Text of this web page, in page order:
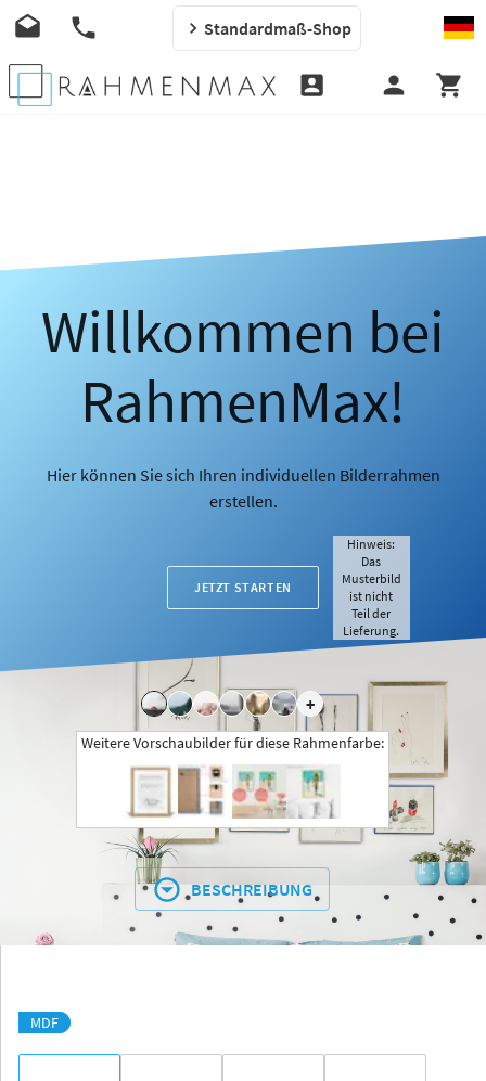
Standardmaß-Shop
Willkommen bei
RahmenMax!
Hier können Sie sich Ihren individuellen Bilderrahmen
erstellen.
JETZT STARTEN
+
Hinweis:
Das
Musterbild
ist nicht
Teil der
Lieferung.
Weitere Vorschaubilder für diese Rahmenfarbe:
BESCHREIBUNG
MDF